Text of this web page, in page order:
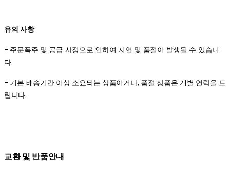
유의 사항
- 주문폭주 및 공급 사정으로 인하여 지연 및 품절이 발생될 수 있습니
다.
- 기본 배송기간 이상 소요되는 상품이거나, 품절 상품은 개별 연락을 드
립니다.
교환 및 반품안내